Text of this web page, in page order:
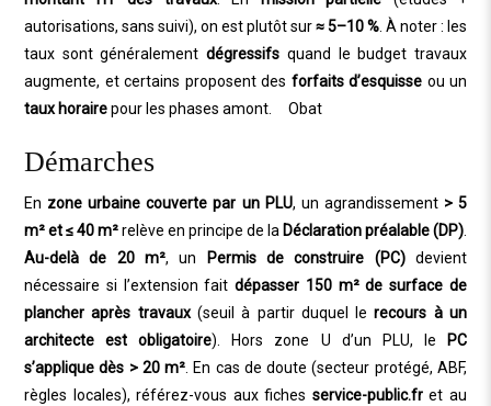
autorisations, sans suivi), on est plutôt sur≈ 5–10 %. À noter : les
taux sont généralementdégressifs quand le budget travaux
augmente, et certains proposent des forfaits d’esquisse ou un
taux horairepour les phases amont. Obat
Démarches
En zone urbaine couverte par un PLU, un agrandissement > 5
m² et ≤ 40 m²relève en principe de la Déclaration préalable (DP).
Au-delà de 20 m², un Permis de construire (PC)devient
nécessaire si l’extension faitdépasser 150 m² de surface de
plancher après travaux(seuil à partir duquel lerecours à un
architecte est obligatoire). Hors zone U d’un PLU, le
PC
s’applique dès > 20 m². En cas de doute (secteur protégé, ABF,
règles locales),référez-vous aux fiches service-public.fret au